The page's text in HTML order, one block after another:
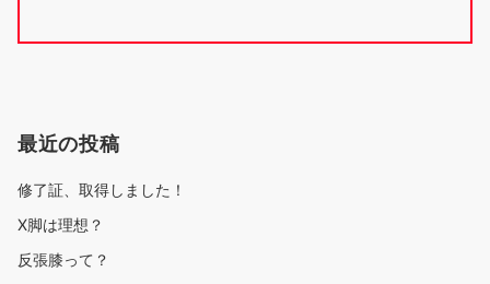
最近の投稿
修了証、取得しました！
X脚は理想？
反張膝って？